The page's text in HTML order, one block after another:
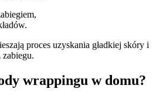
proces uzyskania gładkiej skóry i
zabiegu.
wrappingu w domu?